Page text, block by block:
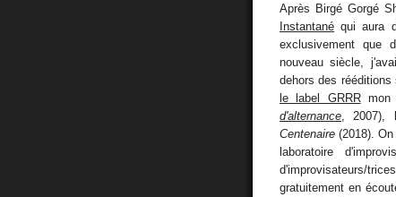
Après Birgé Gorgé
Instantané qui aura
exclusivement que
nouveau siècle,
dehors des
le label GRRRmon
d'alternance ,
Centenaire (2018).
laboratoire
d'improvisateurs/
gratuitement en